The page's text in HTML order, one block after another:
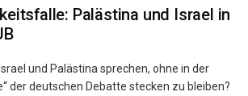
Palästina und Israel in
und Palästina sprechen, ohne in der
der deutschen Debatte stecken zu bleiben?